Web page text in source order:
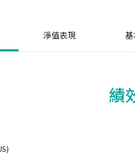
淨值表現
績